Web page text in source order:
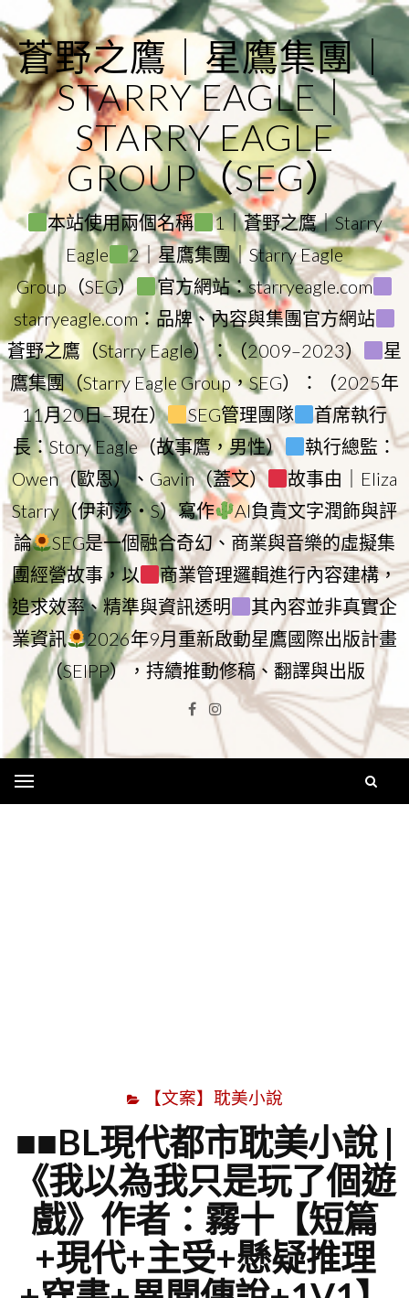
to
content
蒼野之鷹｜星鷹集團｜
STARRY EAGLE｜
STARRY EAGLE
GROUP（SEG）
本站使用兩個名稱
1｜蒼野之鷹｜Starry
Eagle
2｜星鷹集團｜Starry Eagle
Group（SEG）
官方網站：starryeagle.com
starryeagle.com：品牌、內容與集團官方網站
蒼野之鷹（Starry Eagle）：（2009–2023）
星
鷹集團（Starry Eagle Group，SEG）：（2025年
11月20日–現在）
SEG管理團隊
首席執行
長：Story Eagle（故事鷹，男性）
執行總監：
Owen（歐恩）、Gavin（蓋文）
故事由｜Eliza
Starry（伊莉莎・S）寫作
AI負責文字潤飾與評
論
SEG是一個融合奇幻、商業與音樂的虛擬集
團經營故事，以
商業管理邏輯進行內容建構，
追求效率、精準與資訊透明
其內容並非真實企
業資訊
2026年9月重新啟動星鷹國際出版計畫
（SEIPP），持續推動修稿、翻譯與出版
Facebook
Instagram
【文案】耽美小說
■■BL現代都市耽美小說 |
《我以為我只是玩了個遊
戲》作者：霧十【短篇
+現代+主受+懸疑推理